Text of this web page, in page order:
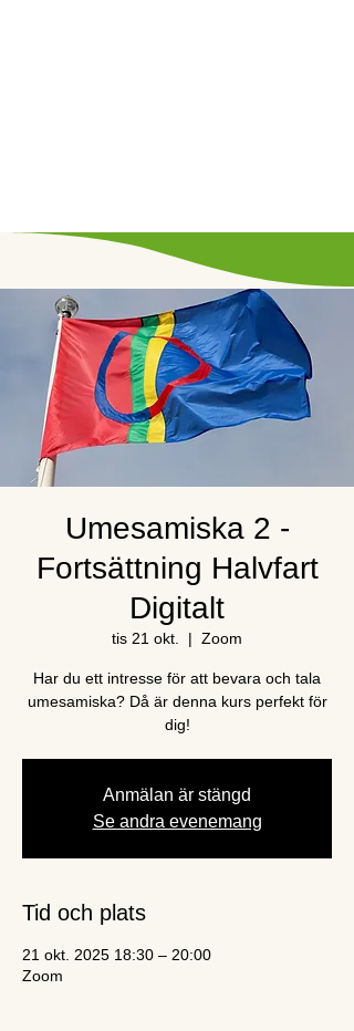
Umesamiska 2 -
Fortsättning Halvfart
Digitalt
tis 21 okt.
  |
Zoom
Har du ett intresse för att bevara och tala
umesamiska? Då är denna kurs perfekt för
dig!
Anmälan är stängd
Se andra evenemang
Tid och plats
21 okt. 2025 18:30 – 20:00
Zoom